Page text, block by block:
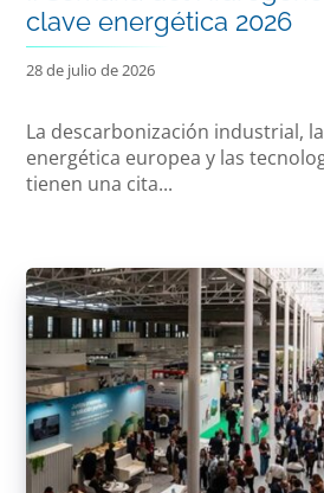
clave energética 2026
28 de julio de 2026
La descarbonización industrial,
energética europea y las
tienen una cita...